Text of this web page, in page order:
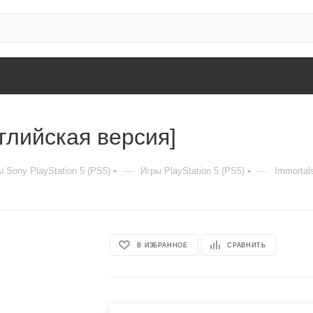
версия]
Sony PlayStation 5 (PS5) — Игры PlayStation 5 (PS5) —
В ИЗБРАННОЕ СРАВНИТЬ